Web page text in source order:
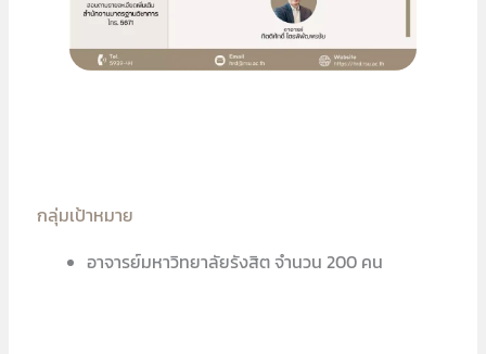
กลุ่มเป้าหมาย
อาจารย์มหาวิทยาลัยรังสิต จำนวน 200 คน